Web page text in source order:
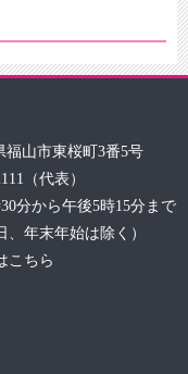
山市東桜町3番5号
（代表）
分から午後5時15分まで
、年末年始は除く）
こちら